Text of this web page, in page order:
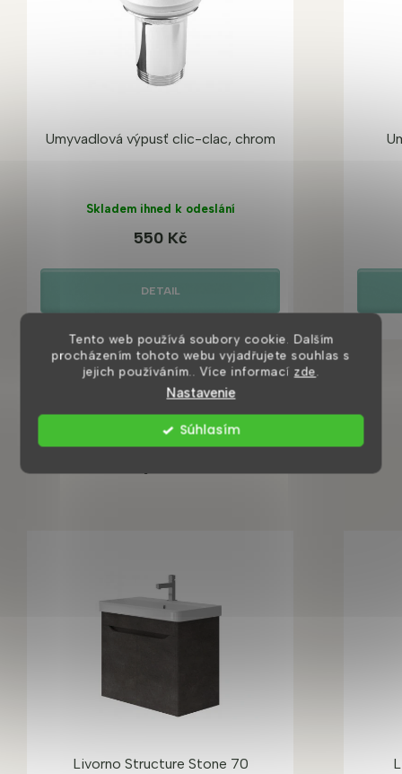
Tento web používá soubory cookie. Dalším
procházením tohoto webu vyjadřujete souhlas s
jejich používáním.. Více informací zde
Nastavenie
Súhlasím
Umyvadlová výpusť clic-clac, chrom
Skladem ihned k odeslání
550 Kč
DETAIL
Livorno Structure Stone 70